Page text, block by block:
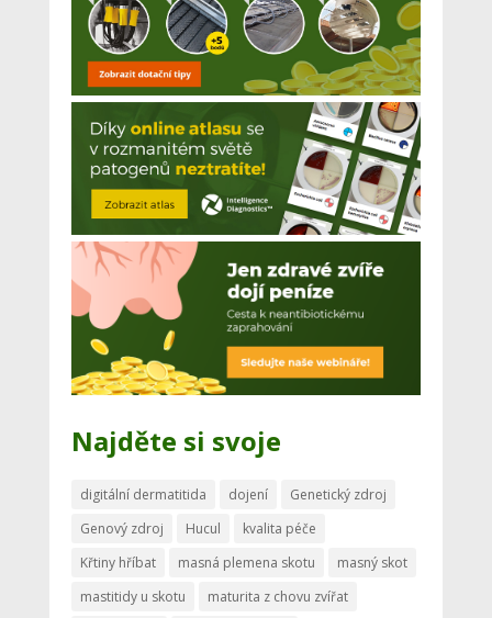
Najděte si svoje
digitální dermatitida dojení
Genetický zdroj
Genový zdroj
Hucul
kvalita péče
Křtiny hříbat
masná plemena skotu
masný skot
mastitidy u skotu
maturita z chovu zvířat